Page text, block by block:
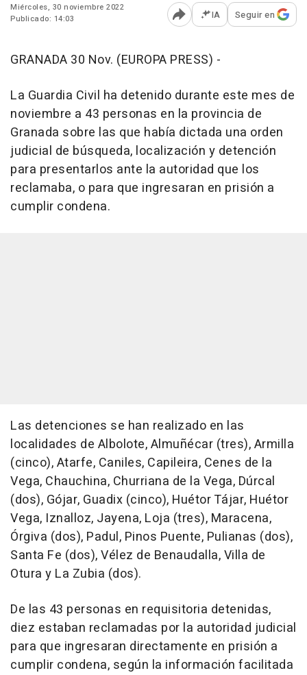
Miércoles, 30 noviembre 2022
Publicado: 14:03
Abrir opciones para
IA Seguir en
GRANADA 30 Nov. (EUROPA PRESS) -
La Guardia Civil ha detenido durante este mes de
noviembre a 43 personas en la provincia de
Granada sobre las que había dictada una orden
judicial de búsqueda, localización y detención
para presentarlos ante la autoridad que los
reclamaba, o para que ingresaran en prisión a
cumplir condena.
Las detenciones se han realizado en las
localidades de Albolote, Almuñécar (tres), Armilla
(cinco), Atarfe, Caniles, Capileira, Cenes de la
Vega, Chauchina, Churriana de la Vega, Dúrcal
(dos), Gójar, Guadix (cinco), Huétor Tájar, Huétor
Vega, Iznalloz, Jayena, Loja (tres), Maracena,
Órgiva (dos), Padul, Pinos Puente, Pulianas (dos),
Santa Fe (dos), Vélez de Benaudalla, Villa de
Otura y La Zubia (dos).
De las 43 personas en requisitoria detenidas,
diez estaban reclamadas por la autoridad judicial
para que ingresaran directamente en prisión a
cumplir condena, según la información facilitada